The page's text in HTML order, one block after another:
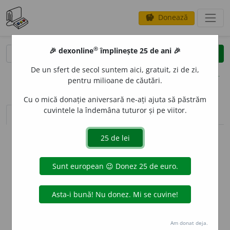
savings Donează
clear
opțiuni
sinteza definițiilor (1) definiții (9) declinări
info
Aceste definiții sunt compilate de
echipa dexonline. Definițiile
originale se află pe filadefiniții.
preferințe
🎉 dexonline® împlinește 25 de ani 🎉
De un sfert de secol suntem aici, gratuit, zi de zi,
pentru milioane de căutări.
Cu o mică donație aniversară ne-ați ajuta să păstrăm
cuvintele la îndemâna tuturor și pe viitor.
Am donat deja.